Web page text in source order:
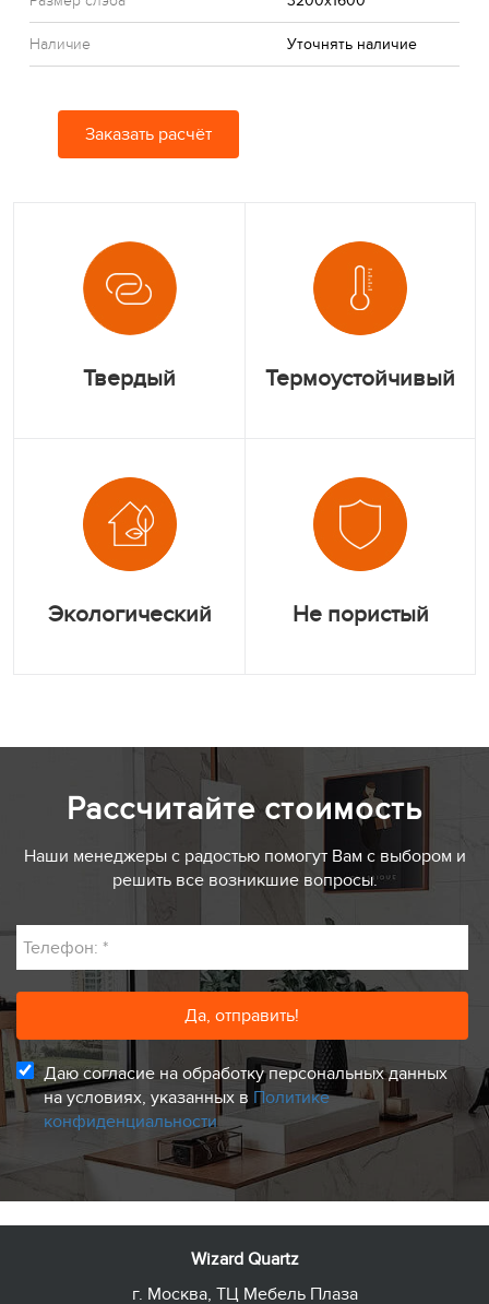
Наличие Уточнять наличие
Заказать расчёт
Твердый Термоустойчивый
Экологический Не пористый
Рассчитайте стоимость
Наши менеджеры с радостью помогут Вам с выбором и
решить все возникшие вопросы.
Телефон: *
Даю согласие на обработку персональных данных
на условиях, указанных в Политике
конфиденциальности
Wizard Quartz
г. Москва, ТЦ Мебель Плаза